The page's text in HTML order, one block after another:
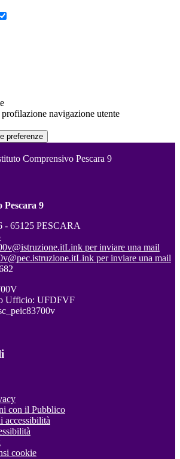
profilazione navigazione utente
preferenze
Comprensivo Pescara 9
Pescara 9
- 65125 PESCARA
Link per inviare una mail
Link per inviare una mail
Ufficio: UFDFVF
con il Pubblico
accessibilità
cookie